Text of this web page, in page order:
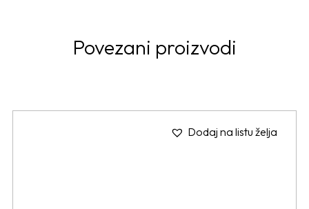
Povezani proizvodi
Dodaj na listu želja